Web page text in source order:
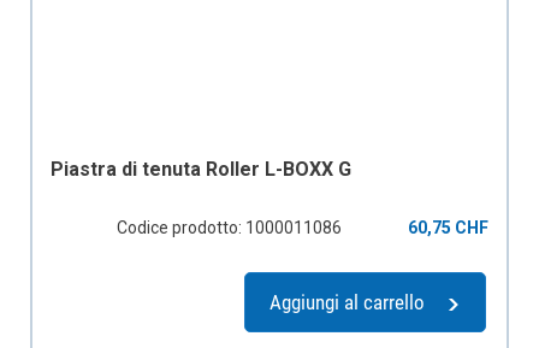
Piastra di tenuta Roller L-BOXX G
Codice prodotto: 1000011086 60,75 CHF
Aggiungi al carrello